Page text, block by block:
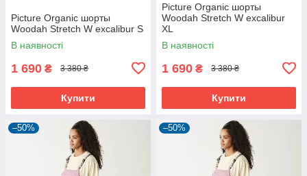
Picture Organic шорты
Woodah Stretch W excalibur S
В наявності
1 690 ₴ 3 380 ₴
Купити
Picture Organic шорты
Woodah Stretch W excalibur
XL
В наявності
1 690 ₴ 3 380 ₴
Купити
–50% –50%